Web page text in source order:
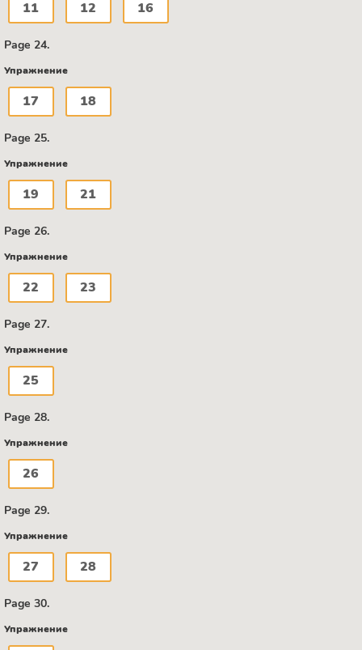
11 12 16
Page 24.
Упражнение
17 18
Page 25.
Упражнение
19 21
Page 26.
Упражнение
22 23
Page 27.
Упражнение
25
Page 28.
Упражнение
26
Page 29.
Упражнение
27 28
Page 30.
Упражнение